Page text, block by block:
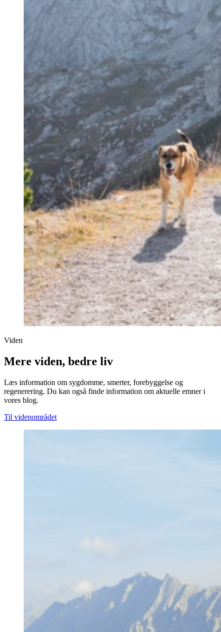
Viden
Mere viden, bedre liv
Læs information om sygdomme, smerter, forebyggelse og
regenerering. Du kan også finde information om aktuelle emner i
vores blog.
Til videnområdet